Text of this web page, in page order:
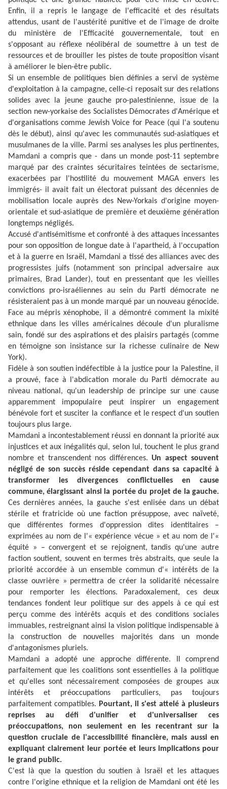
Enfin, il a repris le langage de l'efficacité et des résultats
attendus, usant de l'austérité punitive et de l'image de droite
du ministère de l'Efficacité gouvernementale, tout en
s'opposant au réflexe néolibéral de soumettre à un test de
ressources et de brouiller les pistes de toute proposition visant
à améliorer le bien-être public.
Si un ensemble de politiques bien définies a servi de système
d'exploitation à la campagne, celle-ci reposait sur des relations
solides avec la jeune gauche pro-palestinienne, issue de la
section new-yorkaise des Socialistes Démocrates d'Amérique et
d'organisations comme Jewish Voice for Peace (qui l'a soutenu
dès le début), ainsi qu'avec les communautés sud-asiatiques et
musulmanes de la ville. Parmi ses analyses les plus pertinentes,
Mamdani a compris que - dans un monde post-11 septembre
marqué par des craintes sécuritaires teintées de sectarisme,
exacerbées par l'hostilité du mouvement MAGA envers les
immigrés- il avait fait un électorat puissant des décennies de
mobilisation locale auprès des New-Yorkais d'origine moyen-
orientale et sud-asiatique de première et deuxième génération
longtemps négligés.
Accusé d'antisémitisme et confronté à des attaques incessantes
pour son opposition de longue date à l'apartheid, à l'occupation
et à la guerre en Israël, Mamdani a tissé des alliances avec des
progressistes juifs (notamment son principal adversaire aux
primaires, Brad Lander), tout en pressentant que les vieilles
convictions pro-israéliennes au sein du Parti démocrate ne
résisteraient pas à un monde marqué par un nouveau génocide.
Face au mépris xénophobe, il a démontré comment la mixité
ethnique dans les villes américaines découle d'un pluralisme
sain, fondé sur des aspirations et des plaisirs partagés (comme
en témoigne son insistance sur la richesse culinaire de New
York).
Fidèle à son soutien indéfectible à la justice pour la Palestine, il
a prouvé, face à l'abdication morale du Parti démocrate au
niveau national, qu'un leadership de principe sur une cause
apparemment impopulaire peut inspirer un engagement
bénévole fort et susciter la confiance et le respect d'un soutien
toujours plus large.
Mamdani a incontestablement réussi en donnant la priorité aux
injustices et aux inégalités qui, selon lui, touchent le plus grand
nombre et transcendent nos différences.Un aspect souvent
négligé de son succès réside cependant dans sa capacité à
transformer les divergences conflictuelles en cause
commune, élargissant ainsi la portée du projet de la gauche.
Ces dernières années, la gauche s'est enlisée dans un débat
stérile et fratricide où une faction présuppose, avec naïveté,
que différentes formes d'oppression dites identitaires –
exprimées au nom de l'« expérience vécue » et au nom de l'«
équité » – convergent et se rejoignent, tandis qu'une autre
faction soutient, souvent en termes très abstraits, que seule la
priorité accordée à un ensemble commun d'« intérêts de la
classe ouvrière » permettra de créer la solidarité nécessaire
pour remporter les élections. Paradoxalement, ces deux
tendances fondent leur politique sur des appels à ce qui est
perçu comme des intérêts acquis et des conditions sociales
immuables, restreignant ainsi la vision politique indispensable à
la construction de nouvelles majorités dans un monde
d'antagonismes pluriels.
Mamdani a adopté une approche différente. Il comprend
parfaitement que les coalitions sont essentielles à la politique
et qu'elles sont nécessairement composées de groupes aux
intérêts et préoccupations particuliers, pas toujours
parfaitement compatibles. Pourtant, il s'est attelé à plusieurs
reprises au défi d'unifier et d'universaliser ces
préoccupations, non seulement en les recentrant sur la
question cruciale de l'accessibilité financière, mais aussi en
expliquant clairement leur portée et leurs implications pour
le grand public.
C'est là que la question du soutien à Israël et les attaques
contre l'origine ethnique et la religion de Mamdani ont été les